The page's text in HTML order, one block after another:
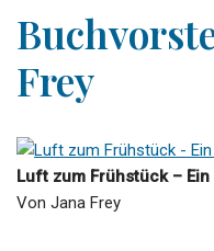
Frey
Luft zum Frühstück –
Von Jana Frey